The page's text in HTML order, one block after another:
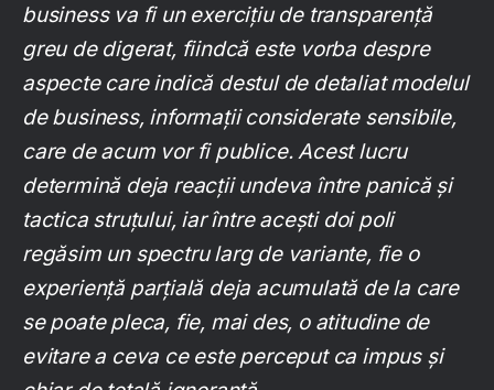
business va fi un exercițiu de transparență
greu de digerat, fiindcă este vorba despre
aspecte care indică destul de detaliat modelul
de business, informații considerate sensibile,
care de acum vor fi publice. Acest lucru
determină deja reacții undeva între panică și
tactica struțului, iar între acești doi poli
regăsim un spectru larg de variante, fie o
experiență parțială deja acumulată de la care
se poate pleca, fie, mai des, o atitudine de
evitare a ceva ce este perceput ca impus și